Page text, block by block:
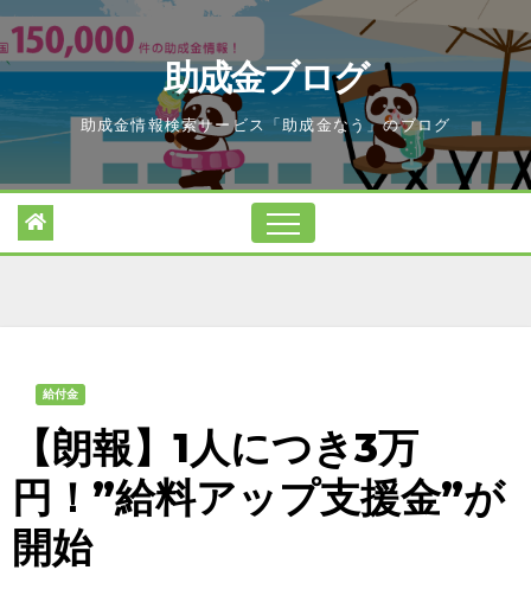
Skip
to
content
助成金ブログ
助成金情報検索サービス「助成金なう」のブログ
給付金
【朗報】1人につき3万
円！”給料アップ支援金”が
開始